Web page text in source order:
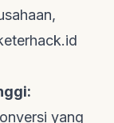
yang